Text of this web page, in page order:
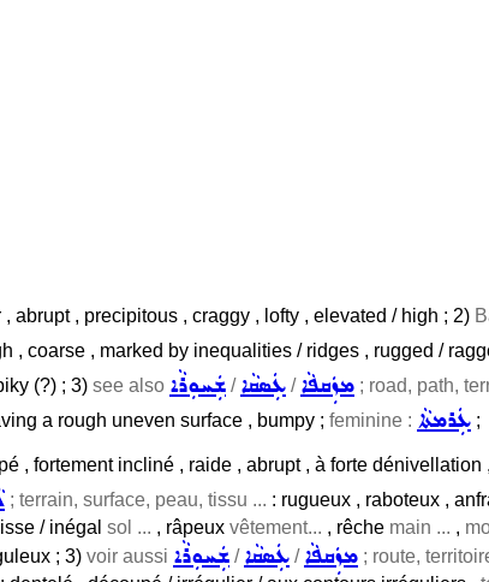
abrupt , precipitous , craggy , lofty , elevated / high ; 2)
, coarse , marked by inequalities / ridges , rugged /
(?) ; 3) see also ܫܲܚܘܼܪܵܐ /ܥܲܣܩܵܐ /ܡܙܲܩܦܵܐ ; road, path,
a rough uneven surface , bumpy ; feminine : ܥܲܪܡܬܵܐ ;
, fortement incliné , raide , abrupt , à forte
; terrain, surface, peau, tissu ... : rugueux , raboteux ,
/ inégal sol ... , râpeux vêtement... , rêche main ... ,
; 3) voir aussi ܫܲܚܘܼܪܵܐ /ܥܲܣܩܵܐ /ܡܙܲܩܦܵܐ ; route,